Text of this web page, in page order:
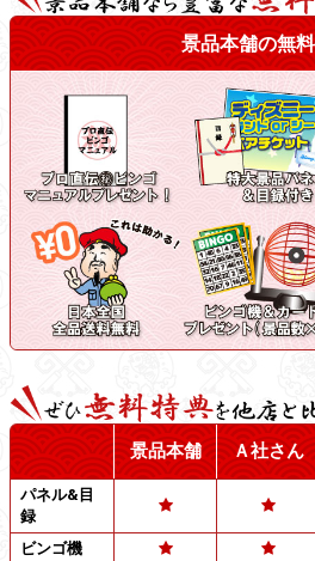
景品本舗の無
景品本舗 Ａ社さん
パネル&目
録
ビンゴ機